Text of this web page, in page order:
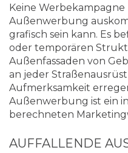
Keine
Außenwerbung
grafisch sein kann. Es
oder temporären
Außenfassaden von
an jeder
Aufmerksamkeit
Außenwerbung ist ein
berechneten
AUFFALLENDE